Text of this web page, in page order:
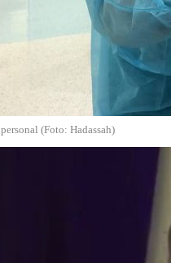
(Foto: Hadassah)